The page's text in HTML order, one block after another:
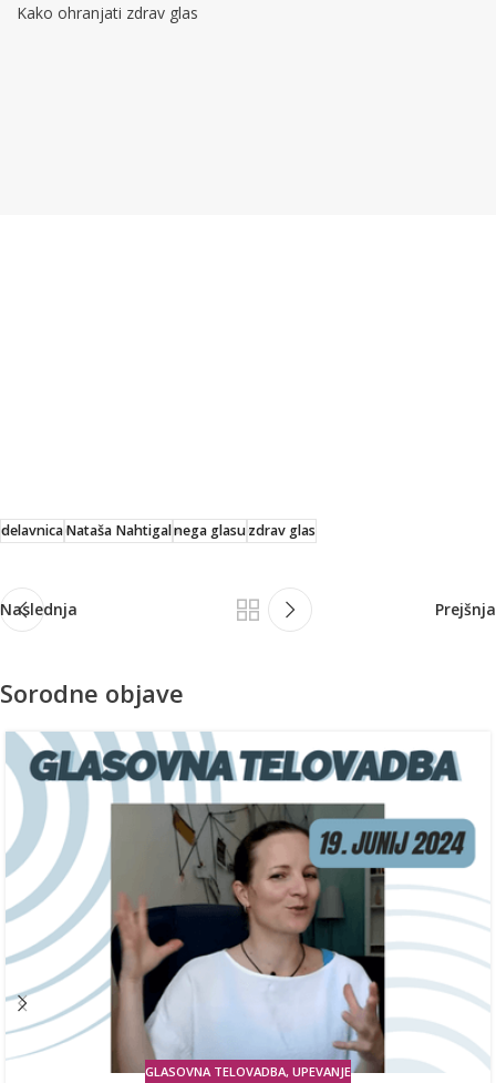
Kako ohranjati zdrav glas
delavnicaNataša Nahtigalnega glasuzdrav glas
Naslednja Prejšnja
Sorodne objave
GLASOVNA TELOVADBA, UPEVANJE